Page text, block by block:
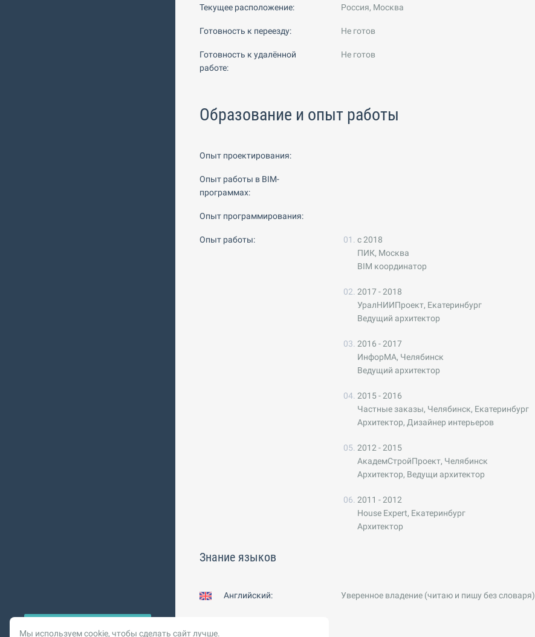
Текущее расположение: Россия, Москва
Готовность к переезду: Не готов
Готовность к удалённой
работе:
Не готов
Образование и опыт работы
Опыт проектирования:
Опыт работы в BIM-
программах:
Опыт программирования:
Опыт работы:
с 2018
ПИК, Москва
BIM координатор
2017 - 2018
УралНИИПроект, Екатеринбург
Ведущий архитектор
2016 - 2017
ИнфорМА, Челябинск
Ведущий архитектор
2015 - 2016
Частные заказы, Челябинск, Екатеринбург
Архитектор, Дизайнер интерьеров
2012 - 2015
АкадемСтройПроект, Челябинск
Архитектор, Ведущи архитектор
2011 - 2012
House Expert, Екатеринбург
Архитектор
Знание языков
Английский: Уверенное владение (читаю и пишу без словаря)
Мы используем cookie, чтобы сделать сайт лучше.